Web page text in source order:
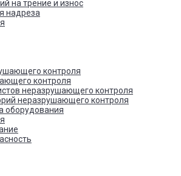
на трение и износ
надреза
контроля
контроля
неразрушающего контроля
неразрушающего контроля
оборудования